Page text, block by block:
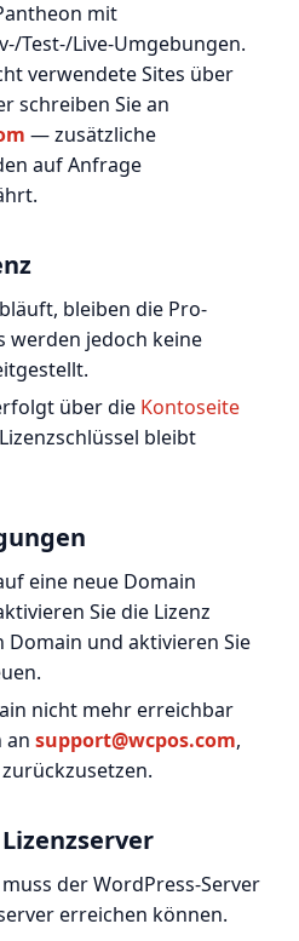
mit
Test-/Live-Umgebungen.
verwendete Sites über
schreiben Sie an
— zusätzliche
auf Anfrage
bleiben die Pro-
werden jedoch keine
über die Kontoseite
bleibt
eine neue Domain
Sie die Lizenz
und aktivieren Sie
nicht mehr erreichbar
an support@wcpos.com,
der WordPress-Server
erreichen können.